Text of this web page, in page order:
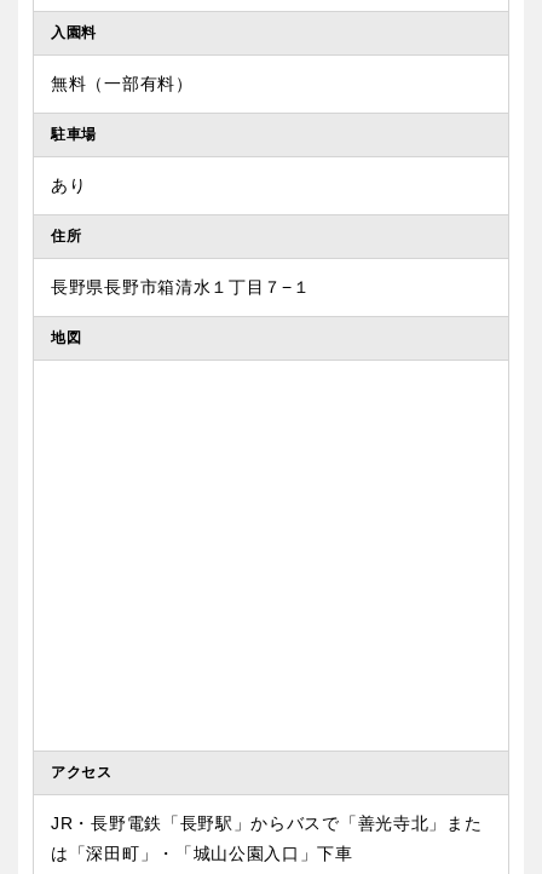
入園料
無料（一部有料）
駐車場
あり
住所
長野県長野市箱清水１丁目７−１
地図
アクセス
JR・長野電鉄「長野駅」からバスで「善光寺北」また
は「深田町」・「城山公園入口」下車